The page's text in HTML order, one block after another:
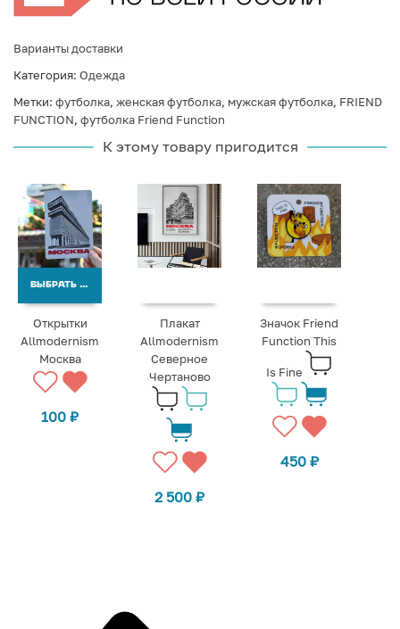
Варианты доставки
Категория: Одежда
Метки: футболка, женская футболка, мужская футболка, FRIEND
FUNCTION, футболка Friend Function
К этому товару пригодится
ВЫБРАТЬ ВАРИАНТЫ
Открытки
Allmodernism
Москва
100₽
Плакат
Allmodernism
Северное
Чертаново
2 500₽
Значок Friend
Function This
Is Fine
450 ₽